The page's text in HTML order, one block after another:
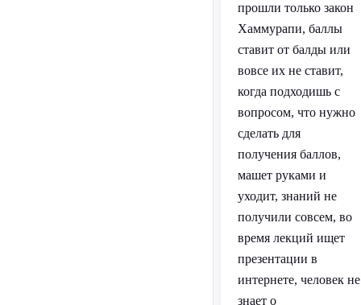
прошли только закон
Хаммурапи, баллы
ставит от балды или
вовсе их не ставит,
когда подходишь с
вопросом, что нужно
сделать для
получения баллов,
машет руками и
уходит, знаний не
получили совсем, во
время лекций ищет
презентации в
интернете, человек не
знает о